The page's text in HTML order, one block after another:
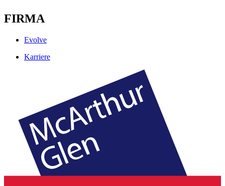
FIRMA
Evolve
Karriere